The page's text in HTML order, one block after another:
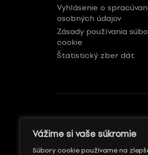
Vážime si vaše súkromie
Súbory cookie používame na
Vyhlásenie o
osobných údajov
Zásady používania
cookie
Štatistický zber dát
GENERÁLNY REKLAMNÝ